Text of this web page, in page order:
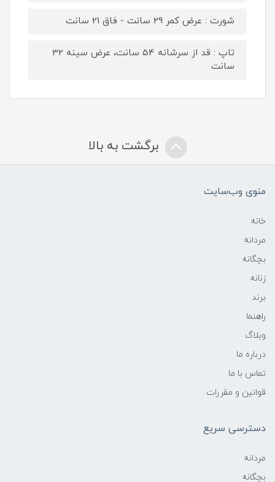
شورت : عرض کمر 29 سانت - فاق 21 سانت
تاپ : قد از سرشانه 54 سانت، عرض سینه 32
سانت
برگشت به بالا
منوی وب‌سایت
خانه
مردانه
بچگانه
زنانه
برند
راهنما
وبلاگ
درباره ما
تماس با ما
قوانین و مقررات
دسترسی سریع
مردانه
بچگانه